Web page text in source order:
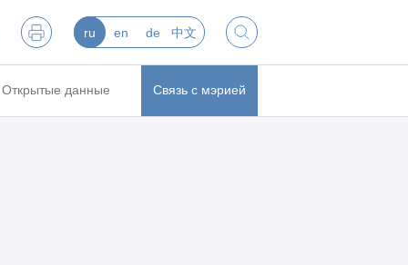
ru en de 中文
Открытые данные Связь с мэрией